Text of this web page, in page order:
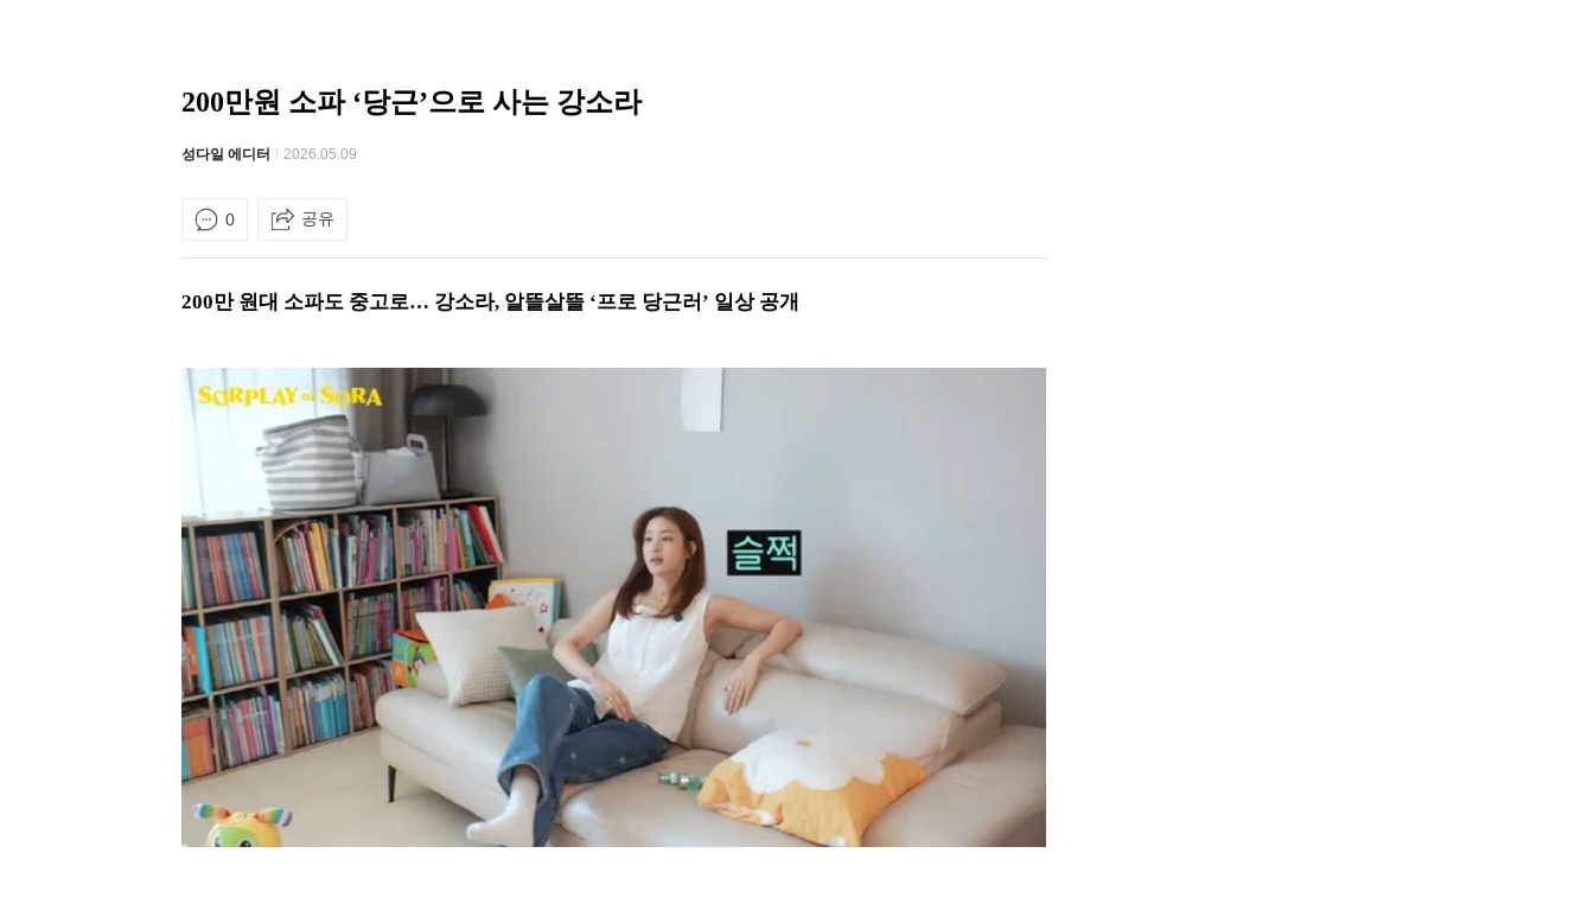
200만원 소파 ‘당근’으로 사는 강소라
성다일 에디터 2026.05.09
0 공유
200만 원대 소파도 중고로… 강소라, 알뜰살뜰 ‘프로 당근러’ 일상 공개